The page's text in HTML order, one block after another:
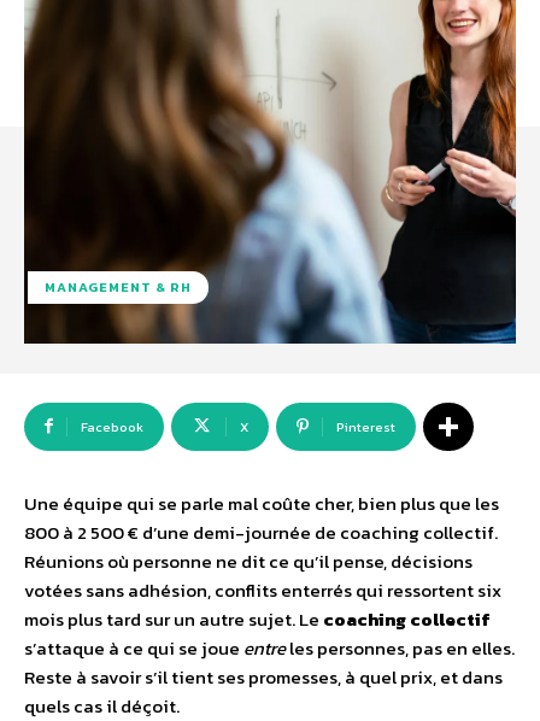
MANAGEMENT & RH
Facebook X Pinterest
Une équipe qui se parle mal coûte cher, bien plus que les
800 à 2 500 € d’une demi-journée de coaching collectif.
Réunions où personne ne dit ce qu’il pense, décisions
votées sans adhésion, conflits enterrés qui ressortent six
mois plus tard sur un autre sujet. Le coaching collectif
s’attaque à ce qui se joue entreles personnes, pas en elles.
Reste à savoir s’il tient ses promesses, à quel prix, et dans
quels cas il déçoit.